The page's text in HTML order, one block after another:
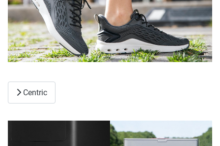
Centric